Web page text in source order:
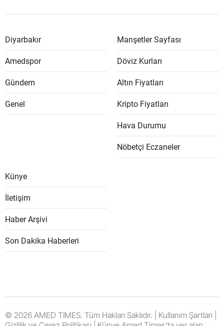
Diyarbakır
Amedspor
Gündem
Genel
Manşetler Sayfası
Döviz Kurları
Altın Fiyatları
Kripto Fiyatları
Hava Durumu
Nöbetçi Eczaneler
Künye
İletişim
Haber Arşivi
Son Dakika Haberleri
© 2026 AMED TIMES. Tüm Hakları Saklıdır. | Kullanım Şartları |